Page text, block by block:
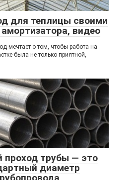
для теплицы своими
видео
мечтает о том, чтобы работа на
была не только приятной,
проход трубы — это
диаметр